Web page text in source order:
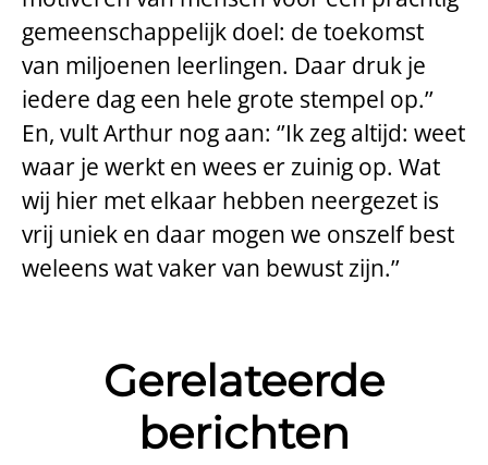
gemeenschappelijk doel: de toekomst
van miljoenen leerlingen. Daar druk je
iedere dag een hele grote stempel op.’’
En, vult Arthur nog aan: ‘’Ik zeg altijd: weet
waar je werkt en wees er zuinig op. Wat
wij hier met elkaar hebben neergezet is
vrij uniek en daar mogen we onszelf best
weleens wat vaker van bewust zijn.’’
Gerelateerde
berichten